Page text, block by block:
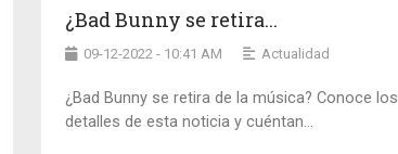
¿Bad Bunny se retira...
09-12-2022 - 10:41 AM Actualidad
¿Bad Bunny se retira de la música? Conoce los
detalles de esta noticia y cuéntan...